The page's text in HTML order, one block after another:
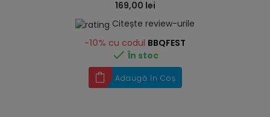
169,00 lei
Citește review-urile
-10% cu codul BBQFEST
 În stoc
Adaugă în Coș